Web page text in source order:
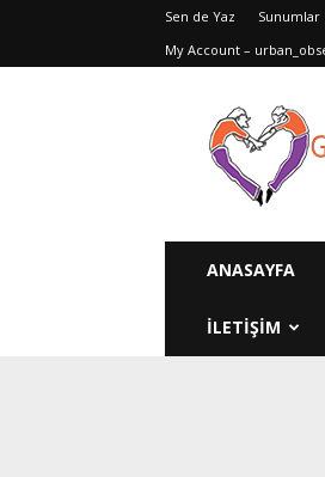
Sen de Yaz Sunumlar
My Account –
Genç
Diyetisyenler
ANASAYFA
ILETIŞIM